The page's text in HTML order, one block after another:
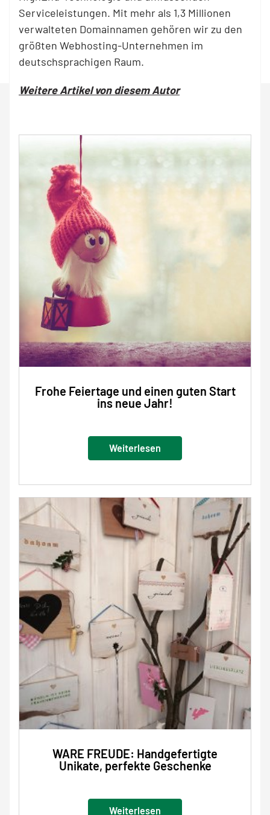
Serviceleistungen. Mit mehr als 1,3 Millionen
verwalteten Domainnamen gehören wir zu den
größten Webhosting-Unternehmen im
deutschsprachigen Raum.
Weitere Artikel von diesem Autor
Frohe Feiertage und einen guten Start
ins neue Jahr!
Weiterlesen
WARE FREUDE: Handgefertigte
Unikate, perfekte Geschenke
Weiterlesen